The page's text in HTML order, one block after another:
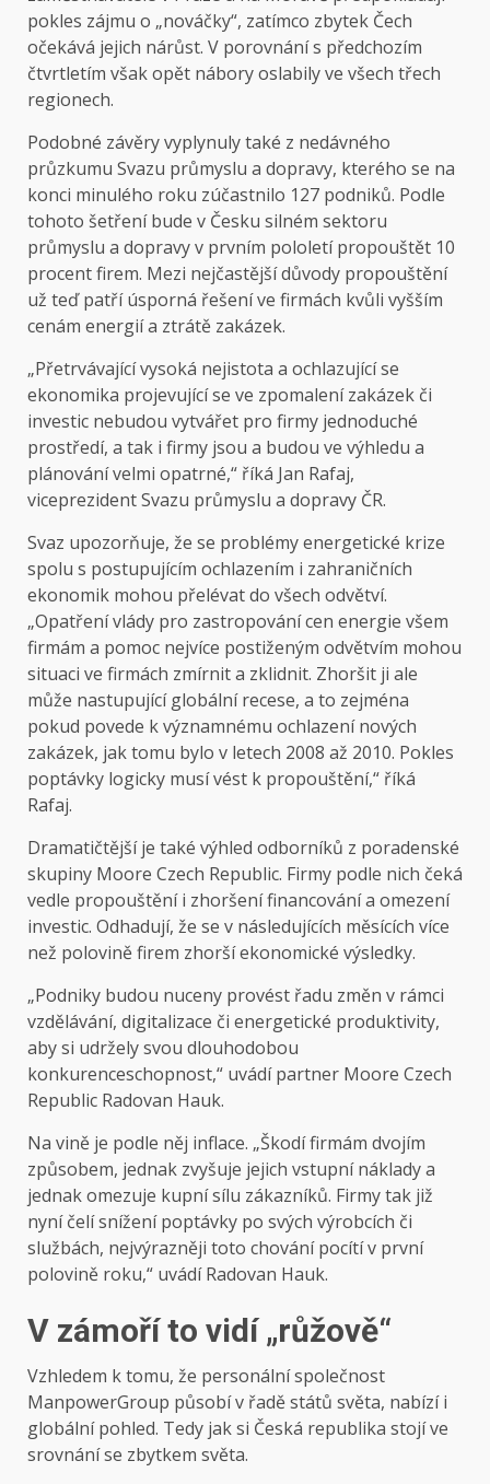
pokles zájmu o „nováčky“, zatímco zbytek Čech
očekává jejich nárůst. V porovnání s předchozím
čtvrtletím však opět nábory oslabily ve všech třech
regionech.
Podobné závěry vyplynuly také z nedávného
průzkumu Svazu průmyslu a dopravy, kterého se na
konci minulého roku zúčastnilo 127 podniků. Podle
tohoto šetření bude v Česku silném sektoru
průmyslu a dopravy v prvním pololetí propouštět 10
procent firem. Mezi nejčastější důvody propouštění
už teď patří úsporná řešení ve firmách kvůli vyšším
cenám energií a ztrátě zakázek.
„Přetrvávající vysoká nejistota a ochlazující se
ekonomika projevující se ve zpomalení zakázek či
investic nebudou vytvářet pro firmy jednoduché
prostředí, a tak i firmy jsou a budou ve výhledu a
plánování velmi opatrné,“ říká Jan Rafaj,
viceprezident Svazu průmyslu a dopravy ČR.
Svaz upozorňuje, že se problémy energetické krize
spolu s postupujícím ochlazením i zahraničních
ekonomik mohou přelévat do všech odvětví.
„Opatření vlády pro zastropování cen energie všem
firmám a pomoc nejvíce postiženým odvětvím mohou
situaci ve firmách zmírnit a zklidnit. Zhoršit ji ale
může nastupující globální recese, a to zejména
pokud povede k významnému ochlazení nových
zakázek, jak tomu bylo v letech 2008 až 2010. Pokles
poptávky logicky musí vést k propouštění,“ říká
Rafaj.
Dramatičtější je také výhled odborníků z poradenské
skupiny Moore Czech Republic. Firmy podle nich čeká
vedle propouštění i zhoršení financování a omezení
investic. Odhadují, že se v následujících měsících více
než polovině firem zhorší ekonomické výsledky.
„Podniky budou nuceny provést řadu změn v rámci
vzdělávání, digitalizace či energetické produktivity,
aby si udržely svou dlouhodobou
konkurenceschopnost,“ uvádí partner Moore Czech
Republic Radovan Hauk.
Na vině je podle něj inflace. „Škodí firmám dvojím
způsobem, jednak zvyšuje jejich vstupní náklady a
jednak omezuje kupní sílu zákazníků. Firmy tak již
nyní čelí snížení poptávky po svých výrobcích či
službách, nejvýrazněji toto chování pocítí v první
polovině roku,“ uvádí Radovan Hauk.
V zámoří to vidí „růžově“
Vzhledem k tomu, že personální společnost
ManpowerGroup působí v řadě států světa, nabízí i
globální pohled. Tedy jak si Česká republika stojí ve
srovnání se zbytkem světa.